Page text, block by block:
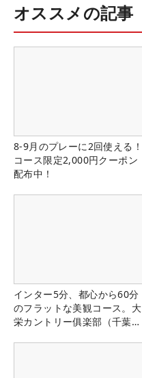
オススメの記事
8-9月のプレーに2回使える！
コース限定2,000円クーポン
配布中！
インター5分、都心から60分
のフラットな美観コース。大
栄カントリー俱楽部（千葉